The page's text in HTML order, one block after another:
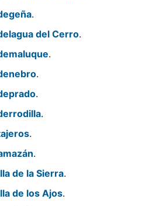
.
del Cerro.
.
.
.
.
.
.
de la Sierra.
de los Ajos.